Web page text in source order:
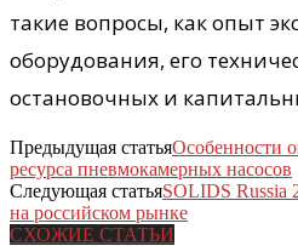
такие вопросы, как опыт
оборудования, его
остановочных и
Предыдущая статьяОсобенности
ресурса пневмокамерных насосов
Следующая статьяSOLIDS Russia
на российском рынке
СХОЖИЕ СТАТЬИ